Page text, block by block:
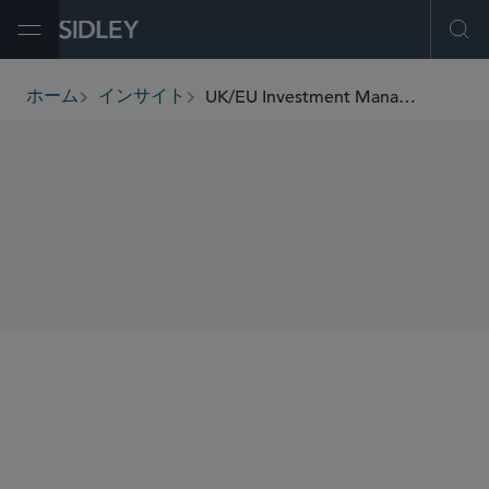
breadcrumbs
ホーム インサイト UK/EU Investment Management Update (February 2022)